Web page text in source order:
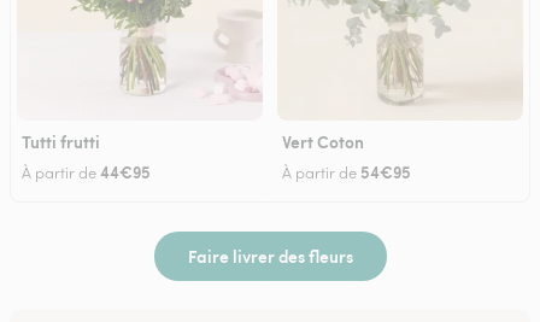
Tutti frutti
À partir de44€95
Vert Coton
À partir de 54€95
Faire livrer des fleurs